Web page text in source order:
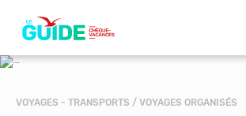
contenu
principal
VOYAGES - TRANSPORTS / VOYAGES ORGANISÉS